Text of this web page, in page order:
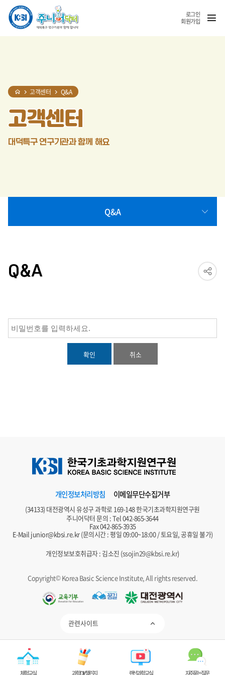
반복영역
건너뛰기
로그인
회원가입
고객센터 Q&A
고객센터
대덕특구 연구기관과 함께 해요
Q&A
Q&A
공유
확인 취소
개인정보처리방침 이메일무단수집거부
(34133) 대전광역시 유성구 과학로 169-148 한국기초과학지원연구원
주니어닥터 문의 : Tel042-865-3644
Fax 042-865-3935
E-Mail junior@kbsi.re.kr(문의시간 : 평일 09:00~18:00 / 토요일, 공휴일 불가)
개인정보보호취급자 : 김소진 (ssojin29@kbsi.re.kr)
Copyright© Korea Basic Science Institute, All rights reserved.
관련사이트
제 WAQC-230978호
정보통신접근성 품질인증
체험교실 과학DIY챌린지 랜선과학교실 자주묻는질문